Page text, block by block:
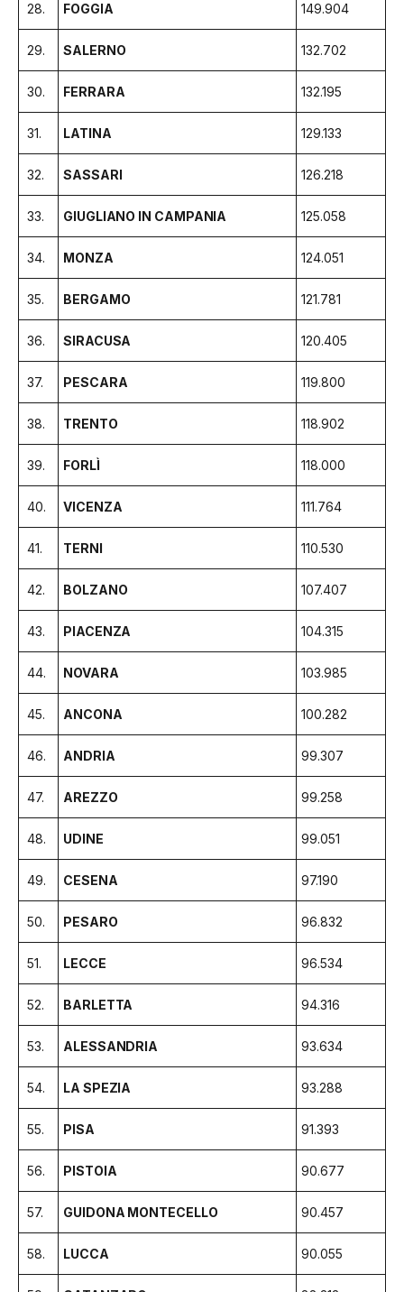
28. FOGGIA 149.904
29. SALERNO 132.702
30. FERRARA 132.195
31. LATINA 129.133
32. SASSARI 126.218
33. GIUGLIANO IN CAMPANIA 125.058
34. MONZA 124.051
35. BERGAMO 121.781
36. SIRACUSA 120.405
37. PESCARA 119.800
38. TRENTO 118.902
39. FORLÌ 118.000
40. VICENZA 111.764
41. TERNI 110.530
42. BOLZANO 107.407
43. PIACENZA 104.315
44. NOVARA 103.985
45. ANCONA 100.282
46. ANDRIA 99.307
47. AREZZO 99.258
48. UDINE 99.051
49. CESENA 97.190
50. PESARO 96.832
51. LECCE 96.534
52. BARLETTA 94.316
53. ALESSANDRIA 93.634
54. LA SPEZIA 93.288
55. PISA 91.393
56. PISTOIA 90.677
57. GUIDONA MONTECELLO 90.457
58. LUCCA 90.055